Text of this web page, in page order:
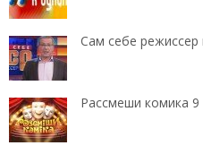
Сам себе режиссер
Рассмеши комика 9